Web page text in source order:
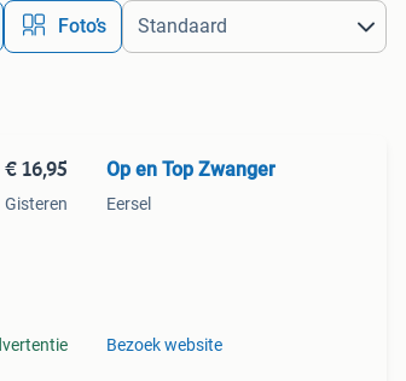
Foto’s
€ 16,95
Gisteren
Op en Top Zwanger
Eersel
Bezoek website